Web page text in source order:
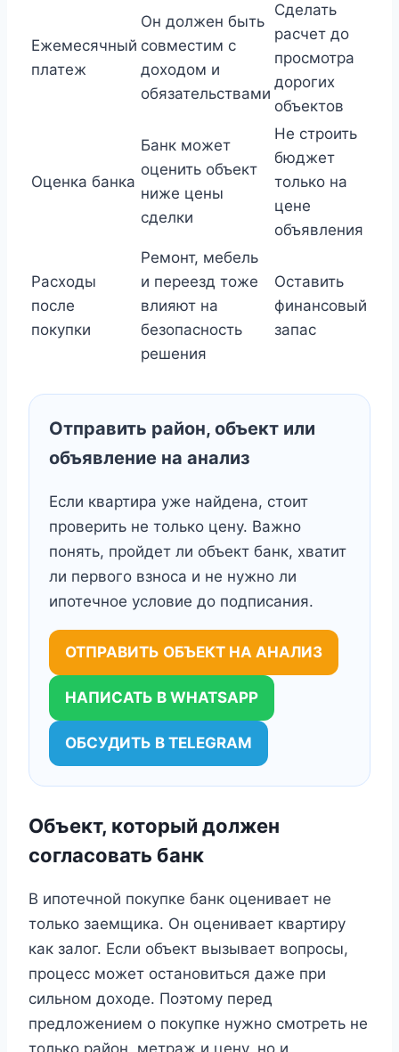
Ежемесячный
платеж
Он должен быть
совместим с
доходом и
обязательствами
Сделать
расчет до
просмотра
дорогих
объектов
Оценка банка
Банк может
оценить объект
ниже цены
сделки
Не строить
бюджет
только на
цене
объявления
Расходы
после
покупки
Ремонт, мебель
и переезд тоже
влияют на
безопасность
решения
Оставить
финансовый
запас
Отправить район, объект или
объявление на анализ
Если квартира уже найдена, стоит
проверить не только цену. Важно
понять, пройдет ли объект банк, хватит
ли первого взноса и не нужно ли
ипотечное условие до подписания.
ОТПРАВИТЬ ОБЪЕКТ НА АНАЛИЗ
НАПИСАТЬ В WHATSAPP
ОБСУДИТЬ В TELEGRAM
Объект, который должен
согласовать банк
В ипотечной покупке банк оценивает не
только заемщика. Он оценивает квартиру
как залог. Если объект вызывает вопросы,
процесс может остановиться даже при
сильном доходе. Поэтому перед
предложением о покупке нужно смотреть не